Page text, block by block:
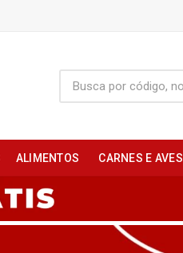
ALIMENTOS CARNES E AVES